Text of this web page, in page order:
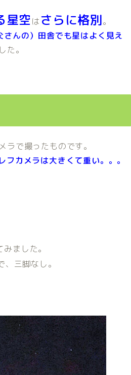
星空はさらに格別。
さんの）田舎でも星はよく見え
た。
ラで撮ったものです。
フカメラは大きくて重い。。。
みました。
、三脚なし。